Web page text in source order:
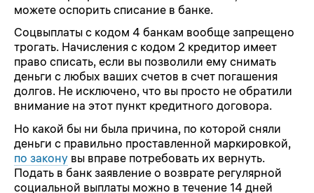
можете оспорить списание в банке.
Соцвыплаты с кодом 4 банкам вообще запрещено
трогать. Начисления с кодом 2 кредитор имеет
право списать, если вы позволили ему снимать
деньги с любых ваших счетов в счет погашения
долгов. Не исключено, что вы просто не обратили
внимание на этот пункт кредитного договора.
Но какой бы ни была причина, по которой сняли
деньги с правильно проставленной маркировкой,
по закону вы вправе потребовать их вернуть.
Подать в банк заявление о возврате регулярной
социальной выплаты можно в течение 14 дней